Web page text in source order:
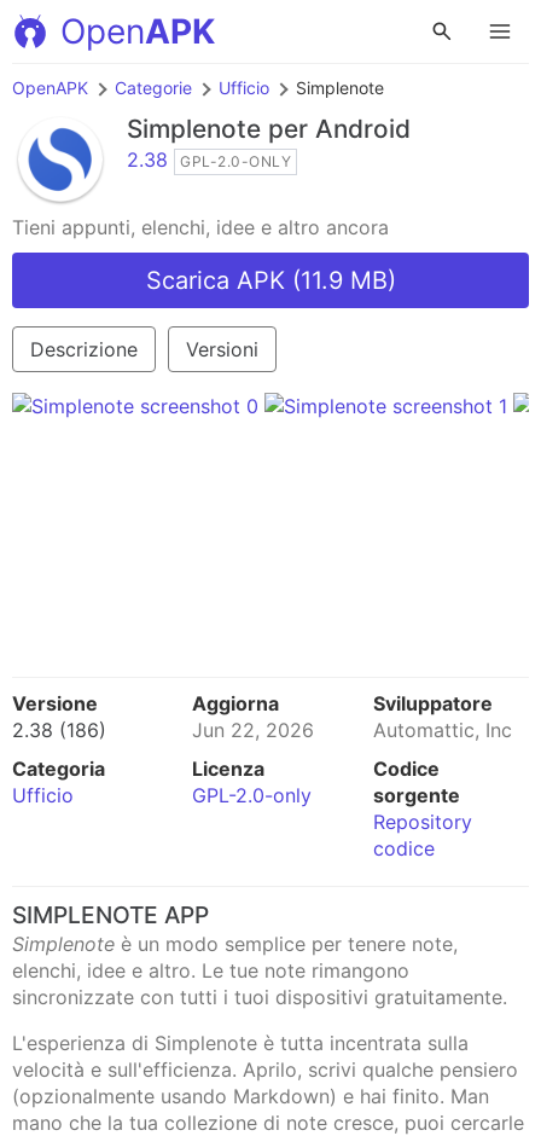
OpenAPK
OpenAPK Categorie Ufficio Simplenote
Simplenote per Android
2.38 GPL-2.0-ONLY
Tieni appunti, elenchi, idee e altro ancora
Scarica APK (11.9 MB)
Descrizione Versioni
Versione
2.38 (186)
Aggiorna
Jun 22, 2026
Sviluppatore
Automattic, Inc
Categoria
Ufficio
Licenza
GPL-2.0-only
Codice
sorgente
Repository
codice
SIMPLENOTE APP
Simplenote è un modo semplice per tenere note,
elenchi, idee e altro. Le tue note rimangono
sincronizzate con tutti i tuoi dispositivi gratuitamente.
L'esperienza di Simplenote è tutta incentrata sulla
velocità e sull'efficienza. Aprilo, scrivi qualche pensiero
(opzionalmente usando Markdown) e hai finito. Man
mano che la tua collezione di note cresce, puoi cercarle